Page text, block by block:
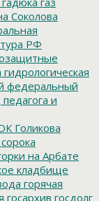
Соколова
РФ
гидрологическая
федеральный
педагога и
Голикова
на Арбате
кладбище
горячая
госархив госдолг